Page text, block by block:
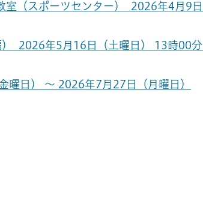
室（スポーツセンター） 2026年4月9日
） 2026年5月16日（土曜日） 13時00
日） ～ 2026年7月27日（月曜日）